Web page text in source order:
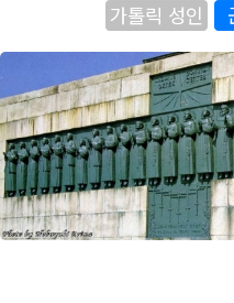
가톨릭 성인